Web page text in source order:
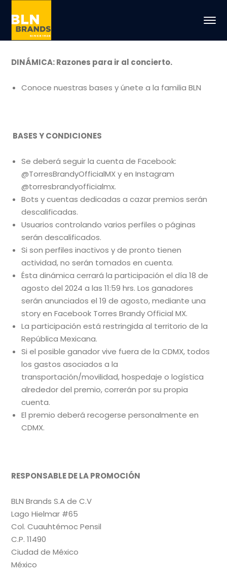
DINÁMICA: Razones para ir al concierto.
Conoce nuestras bases y únete a la familia BLN
BASES Y CONDICIONES
Se deberá seguir la cuenta de Facebook:
@TorresBrandyOfficialMX y en Instagram
@torresbrandyofficialmx.
Bots y cuentas dedicadas a cazar premios serán
descalificadas.
Usuarios controlando varios perfiles o páginas
serán descalificados.
Si son perfiles inactivos y de pronto tienen
actividad, no serán tomados en cuenta.
Ésta dinámica cerrará la participación el día 18 de
agosto del 2024 a las 11:59 hrs. Los ganadores
serán anunciados el 19 de agosto, mediante una
story en Facebook Torres Brandy Official MX.
La participación está restringida al territorio de la
República Mexicana.
Si el posible ganador vive fuera de la CDMX, todos
los gastos asociados a la
transportación/movilidad, hospedaje o logística
alrededor del premio, correrán por su propia
cuenta.
El premio deberá recogerse personalmente en
CDMX.
RESPONSABLE DE LA PROMOCIÓN
BLN Brands S.A de C.V
Lago Hielmar #65
Col. Cuauhtémoc Pensil
C.P. 11490
Ciudad de México
México